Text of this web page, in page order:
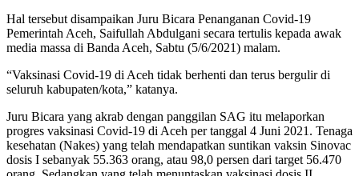
Hal tersebut disampaikan Juru Bicara Penanganan Covid-19
Pemerintah Aceh, Saifullah Abdulgani secara tertulis kepada awak
media massa di Banda Aceh, Sabtu (5/6/2021) malam.
“Vaksinasi Covid-19 di Aceh tidak berhenti dan terus bergulir di
seluruh kabupaten/kota,” katanya.
Juru Bicara yang akrab dengan panggilan SAG itu melaporkan
progres vaksinasi Covid-19 di Aceh per tanggal 4 Juni 2021. Tenaga
kesehatan (Nakes) yang telah mendapatkan suntikan vaksin Sinovac
dosis I sebanyak 55.363 orang, atau 98,0 persen dari target 56.470